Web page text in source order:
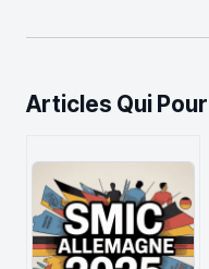
Articles Qui